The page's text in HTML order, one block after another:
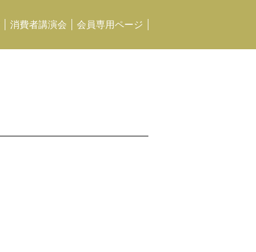
消費者講演会 会員専用ページ